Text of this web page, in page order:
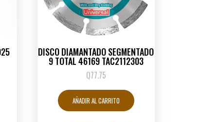
DISCO DIAMANTADO SEGMENTADO
9 TOTAL 46169 TAC2112303
Q77.75
AÑADIR AL CARRITO